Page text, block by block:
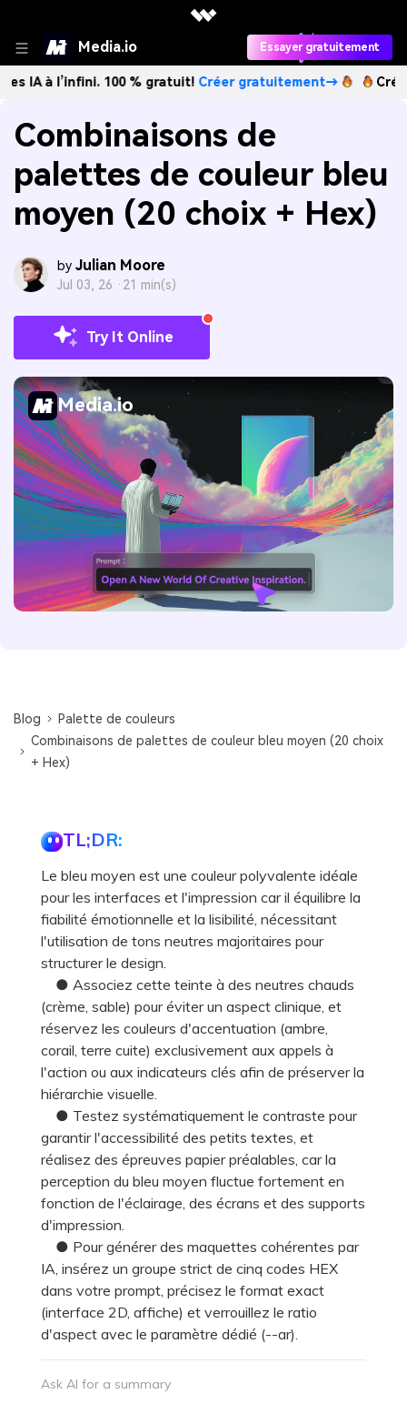
Media.io Essayer gratuitement
100 % gratuit!Créer gratuitement→ Créez des
Combinaisons de
palettes de couleur bleu
moyen (20 choix + Hex)
by Julian Moore
Jul 03, 26 · 21 min(s)
Try It Online
Media.io
Blog
Palette de couleurs
Combinaisons de palettes de couleur bleu moyen (20 choix
+ Hex)
TL;DR:
Le bleu moyen est une couleur polyvalente idéale
pour les interfaces et l'impression car il équilibre la
fiabilité émotionnelle et la lisibilité, nécessitant
l'utilisation de tons neutres majoritaires pour
structurer le design.
● Associez cette teinte à des neutres chauds
(crème, sable) pour éviter un aspect clinique, et
réservez les couleurs d'accentuation (ambre,
corail, terre cuite) exclusivement aux appels à
l'action ou aux indicateurs clés afin de préserver la
hiérarchie visuelle.
● Testez systématiquement le contraste pour
garantir l'accessibilité des petits textes, et
réalisez des épreuves papier préalables, car la
perception du bleu moyen fluctue fortement en
fonction de l'éclairage, des écrans et des supports
d'impression.
● Pour générer des maquettes cohérentes par
IA, insérez un groupe strict de cinq codes HEX
dans votre prompt, précisez le format exact
(interface 2D, affiche) et verrouillez le ratio
d'aspect avec le paramètre dédié (--ar).
Ask AI for a summary